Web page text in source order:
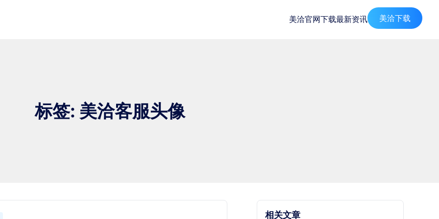
美洽官网下载最新资讯 美洽下载
标签: 美洽客服头像
相关文章